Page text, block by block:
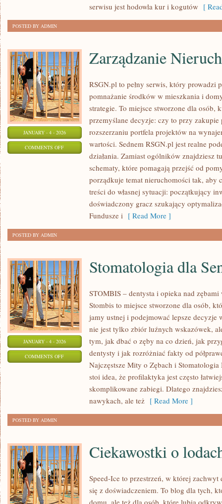
serwisu jest hodowla kur i kogutów [
POSTED BY ADMIN
JANUARY - 4 - 2026
COMMENTS OFFON
ZARZĄDZANIE
NIERUCHOMOŚCIAMI
Zarządzanie
RSGN.pl to pełny serwis, który prowadzi
pomnażanie środków w mieszkania i
strategie. To miejsce stworzone dla osób,
przemyślane decyzje: czy to przy
rozszerzaniu portfela projektów na
wartości. Sednem RSGN.pl jest realne
działania. Zamiast ogólników znajdziesz
schematy, które pomagają przejść od
porządkuje temat nieruchomości tak, aby
treści do własnej sytuacji: początkujący
doświadczony gracz szukający
Fundusze i [ Read More ]
POSTED BY ADMIN
JANUARY - 4 - 2026
COMMENTS OFFON
STOMATOLOGIA
SENIORÓW
Stomatologia dla
STOMBIS – dentysta i opieka nad
Stombis to miejsce stworzone dla osób,
jamy ustnej i podejmować lepsze decyzje
nie jest tylko zbiór luźnych wskazówek,
tym, jak dbać o zęby na co dzień, jak
dentysty i jak rozróżniać fakty od
Najczęstsze Mity o Zębach i
stoi idea, że profilaktyka jest często
skomplikowane zabiegi. Dlatego
nawykach, ale też [ Read More ]
POSTED BY ADMIN
Ciekawostki o
Speed-Ice to przestrzeń, w której
się z doświadczeniem. To blog dla tych,
domu, ale też dla osób, które lubią